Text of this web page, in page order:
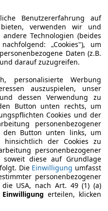
PS) (2016/06 - 2019/04)▼
Benutzererfahrung auf
verwenden wir und
Technologien (beides
„Cookies"), um
Daten (z.B.
darauf zuzugreifen.
personalisierte Werbung
auszuspielen, unser
dessen Verwendung zu
Button unten rechts, um
Cookies und der
personenbezogener
den Button unten links, um
der Cookies zu
personenbezogener
soweit diese auf Grundlage
Die Einwilligung umfasst
personenbezogener
USA, nach Art. 49 (1) (a)
Einwilligung erteilen, klicken